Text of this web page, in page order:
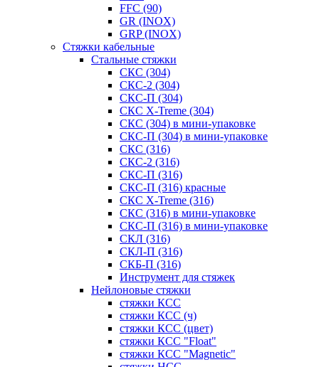
FFC (90)
GR (INOX)
GRP (INOX)
Cтяжки кабельные
Стальные стяжки
СКС (304)
СКС-2 (304)
СКС-П (304)
СКС X-Treme (304)
СКС (304) в мини-упаковке
СКС-П (304) в мини-упаковке
СКС (316)
СКС-2 (316)
СКС-П (316)
СКС-П (316) красные
СКС X-Treme (316)
СКС (316) в мини-упаковке
СКС-П (316) в мини-упаковке
СКЛ (316)
СКЛ-П (316)
СКБ-П (316)
Инструмент для стяжек
Нейлоновые стяжки
стяжки КСС
стяжки КСС (ч)
стяжки КСС (цвет)
стяжки КСС "Float"
стяжки КСС "Magnetic"